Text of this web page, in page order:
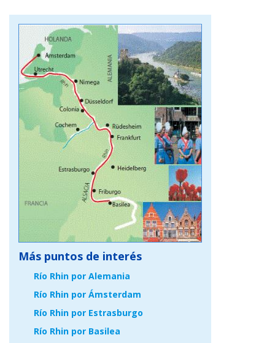
Más puntos de interés
Río Rhin por Alemania
Río Rhin por Ámsterdam
Río Rhin por Estrasburgo
Río Rhin por Basilea